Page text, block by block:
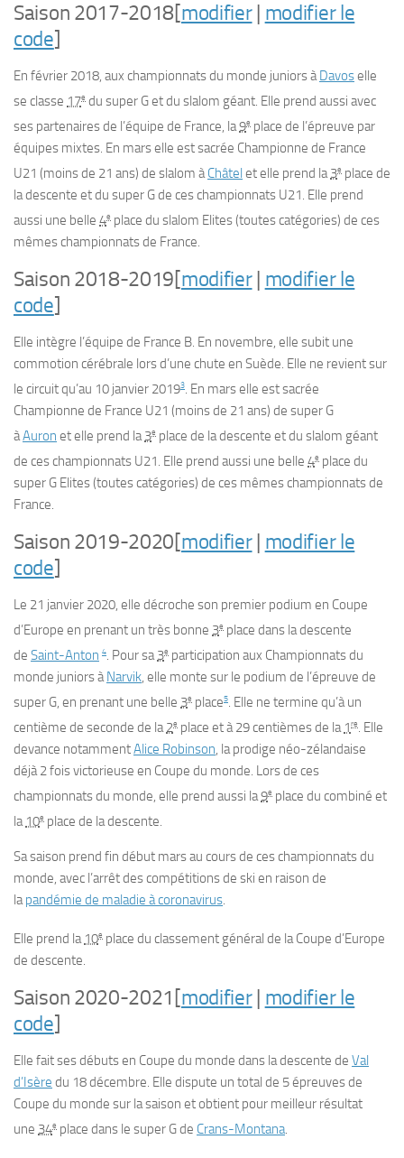
Saison 2017-2018[modifier| modifier le
code]
En février 2018, aux championnats du monde juniors àDavoselle
se classe 17e du super G et du slalom géant. Elle prend aussi avec
ses partenaires de l’équipe de France, la9e place de l’épreuve par
équipes mixtes. En mars elle est sacrée Championne de France
U21 (moins de 21 ans) de slalom àChâtel et elle prend la3e place de
la descente et du super G de ces championnats U21. Elle prend
aussi une belle 4e place du slalom Elites (toutes catégories) de ces
mêmes championnats de France.
Saison 2018-2019[modifier| modifier le
code]
Elle intègre l’équipe de France B. En novembre, elle subit une
commotion cérébrale lors d’une chute en Suède. Elle ne revient sur
le circuit qu’au 10 janvier 20193. En mars elle est sacrée
Championne de France U21 (moins de 21 ans) de super G
àAuron et elle prend la3e place de la descente et du slalom géant
de ces championnats U21. Elle prend aussi une belle 4e place du
super G Elites (toutes catégories) de ces mêmes championnats de
France.
Saison 2019-2020[modifier| modifier le
code]
Le 21 janvier 2020, elle décroche son premier podium en Coupe
d’Europe en prenant un très bonne 3e place dans la descente
de Saint-Anton 4. Pour sa3e participation aux Championnats du
monde juniors àNarvik, elle monte sur le podium de l’épreuve de
super G, en prenant une belle 3e place5. Elle ne termine qu’à un
centième de seconde de la2e place et à 29 centièmes de la 1re. Elle
devance notammentAlice Robinson, la prodige néo-zélandaise
déjà 2 fois victorieuse en Coupe du monde. Lors de ces
championnats du monde, elle prend aussi la9e place du combiné et
la 10e place de la descente.
Sa saison prend fin début mars au cours de ces championnats du
monde, avec l’arrêt des compétitions de ski en raison de
lapandémie de maladie à coronavirus.
Elle prend la 10e place du classement général de la Coupe d’Europe
de descente.
Saison 2020-2021 [modifier| modifier le
code]
Elle fait ses débuts en Coupe du monde dans la descente de Val
d’Isère du 18 décembre. Elle dispute un total de 5 épreuves de
Coupe du monde sur la saison et obtient pour meilleur résultat
une 34e place dans le super G de Crans-Montana.